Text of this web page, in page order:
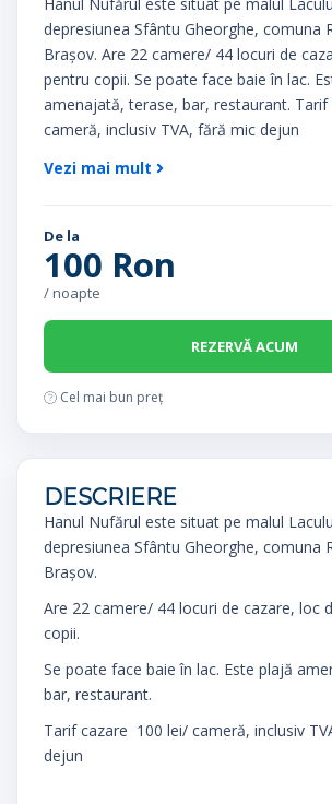
depresiunea Sfântu Gheorghe, comuna
Brașov. Are 22 camere/ 44 locuri de
pentru copii. Se poate face baie în lac.
amenajată, terase, bar, restaurant.
cameră, inclusiv TVA, fără mic dejun
Vezi mai mult
De la
100 Ron
/ noapte
REZERVĂ ACUM
Cel mai bun preț
DESCRIERE
Hanul Nufărul este situat pe malul
depresiunea Sfântu Gheorghe, comuna
Brașov.
Are 22 camere/ 44 locuri de cazare, loc
copii.
Se poate face baie în lac. Este plajă
bar, restaurant.
Tarif cazare 100 lei/ cameră, inclusiv
dejun